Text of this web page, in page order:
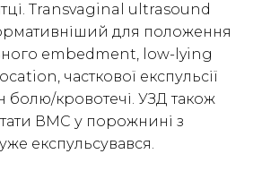
Transvaginal ultrasound
для положення
embedment, low-lying
часткової експульсії
болю/кровотечі. УЗД також
ВМС у порожнині з
експульсувався.